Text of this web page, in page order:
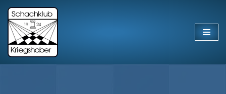
Zum
Inhalt
springen